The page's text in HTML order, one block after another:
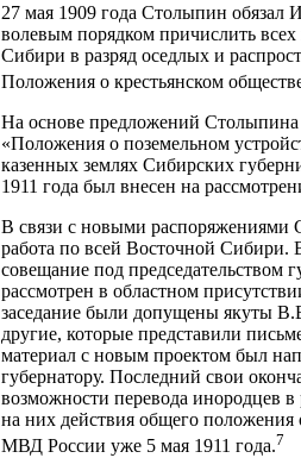
27 мая 1909 года Столыпин обязал
волевым порядком причислить
Сибири в разряд оседлых и
Положения о крестьянском
На основе предложений
«Положения о поземельном
казенных землях Сибирских
1911 года был внесен на
В связи с новыми распоряжениями
работа по всей Восточной Сибири.
совещание под председательством
рассмотрен в областном
заседание были допущены якуты
другие, которые представили
материал с новым проектом был
губернатору. Последний свои
возможности перевода инородцев
на них действия общего положения
МВД России уже 5 мая 1911 года.7